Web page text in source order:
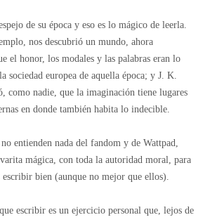
de su época y eso es lo mágico de leerla.
nos descubrió un mundo, ahora
el honor, los modales y las palabras eran lo
sociedad europea de aquella época; y J. K.
como nadie, que la imaginación tiene lugares
en donde también habita lo indecible.
entienden nada del fandom y de Wattpad,
mágica, con toda la autoridad moral, para
bien (aunque no mejor que ellos).
escribir es un ejercicio personal que, lejos de